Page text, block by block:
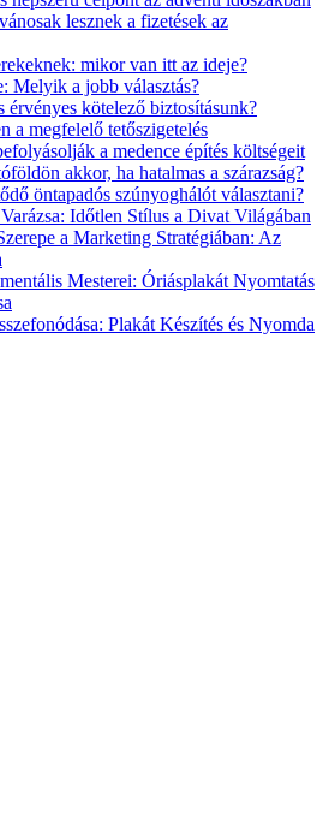
lesznek a fizetések az
mikor van itt az ideje?
Melyik a jobb választás?
kötelező biztosításunk?
a megfelelő tetőszigetelés
a medence építés költségeit
akkor, ha hatalmas a szárazság?
öntapadós szúnyoghálót választani?
Időtlen Stílus a Divat Világában
a Marketing Stratégiában: Az
Mesterei: Óriásplakát Nyomtatás
Plakát Készítés és Nyomda